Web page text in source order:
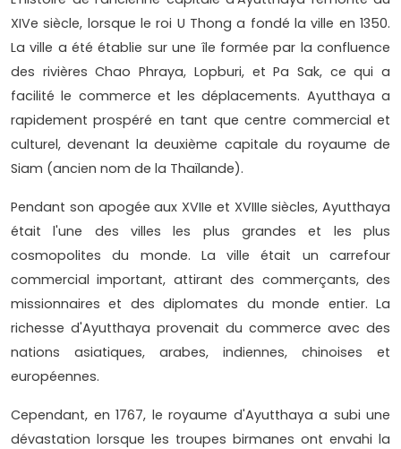
XIVe siècle, lorsque le roi U Thong a fondé la ville en 1350.
La ville a été établie sur une île formée par la confluence
des rivières Chao Phraya, Lopburi, et Pa Sak, ce qui a
facilité le commerce et les déplacements. Ayutthaya a
rapidement prospéré en tant que centre commercial et
culturel, devenant la deuxième capitale du royaume de
Siam (ancien nom de la Thaïlande).
Pendant son apogée aux XVIIe et XVIIIe siècles, Ayutthaya
était l'une des villes les plus grandes et les plus
cosmopolites du monde. La ville était un carrefour
commercial important, attirant des commerçants, des
missionnaires et des diplomates du monde entier. La
richesse d'Ayutthaya provenait du commerce avec des
nations asiatiques, arabes, indiennes, chinoises et
européennes.
Cependant, en 1767, le royaume d'Ayutthaya a subi une
dévastation lorsque les troupes birmanes ont envahi la